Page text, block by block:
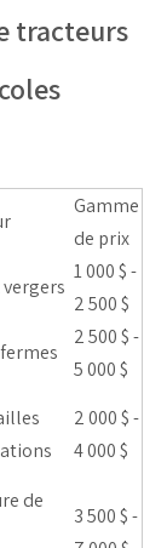
tracteurs
Gamme
de prix
1 000 $ -
2 500 $
2 500 $ -
5 000 $
2 000 $ -
4 000 $
de
3 500 $ -